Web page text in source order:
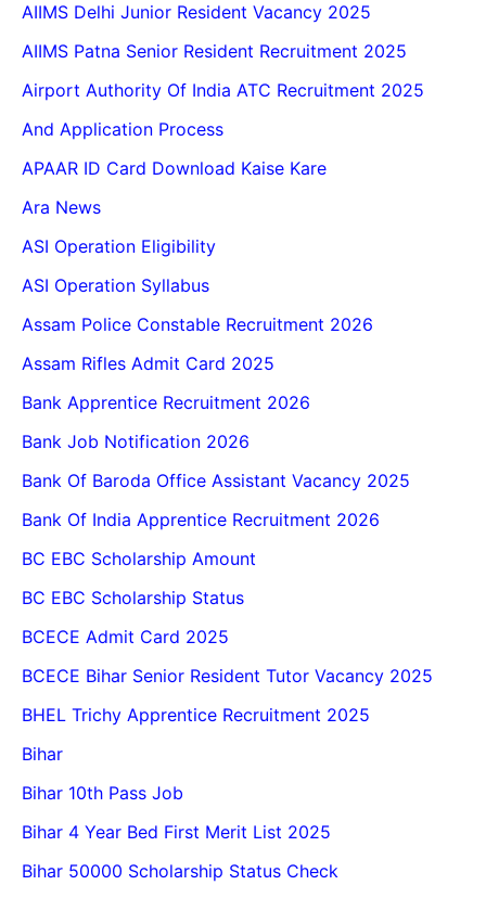
AIIMS Delhi Junior Resident Vacancy 2025
AIIMS Patna Senior Resident Recruitment 2025
Airport Authority Of India ATC Recruitment 2025
And Application Process
APAAR ID Card Download Kaise Kare
Ara News
ASI Operation Eligibility
ASI Operation Syllabus
Assam Police Constable Recruitment 2026
Assam Rifles Admit Card 2025
Bank Apprentice Recruitment 2026
Bank Job Notification 2026
Bank Of Baroda Office Assistant Vacancy 2025
Bank Of India Apprentice Recruitment 2026
BC EBC Scholarship Amount
BC EBC Scholarship Status
BCECE Admit Card 2025
BCECE Bihar Senior Resident Tutor Vacancy 2025
BHEL Trichy Apprentice Recruitment 2025
Bihar
Bihar 10th Pass Job
Bihar 4 Year Bed First Merit List 2025
Bihar 50000 Scholarship Status Check